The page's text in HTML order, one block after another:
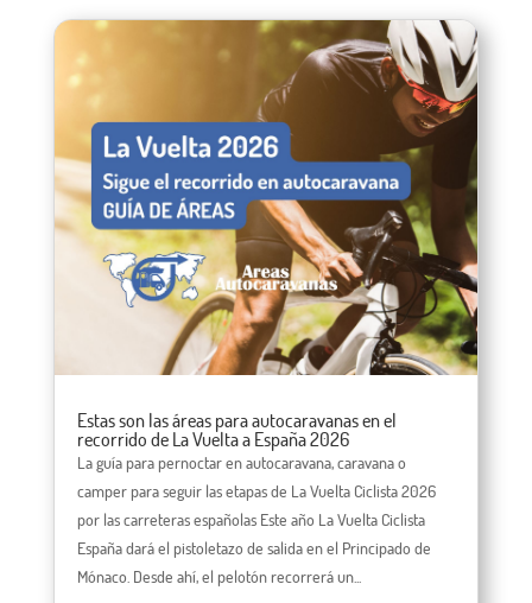
Estas son las áreas para autocaravanas en el
recorrido de La Vuelta a España 2026
La guía para pernoctar en autocaravana, caravana o
camper para seguir las etapas de La Vuelta Ciclista 2026
por las carreteras españolas Este año La Vuelta Ciclista
España dará el pistoletazo de salida en el Principado de
Mónaco. Desde ahí, el pelotón recorrerá un...